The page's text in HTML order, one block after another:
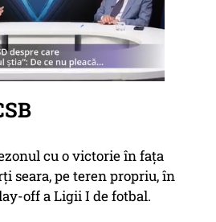
cu o victorie în faţa
seara, pe teren propriu, în
off a Ligii I de fotbal.